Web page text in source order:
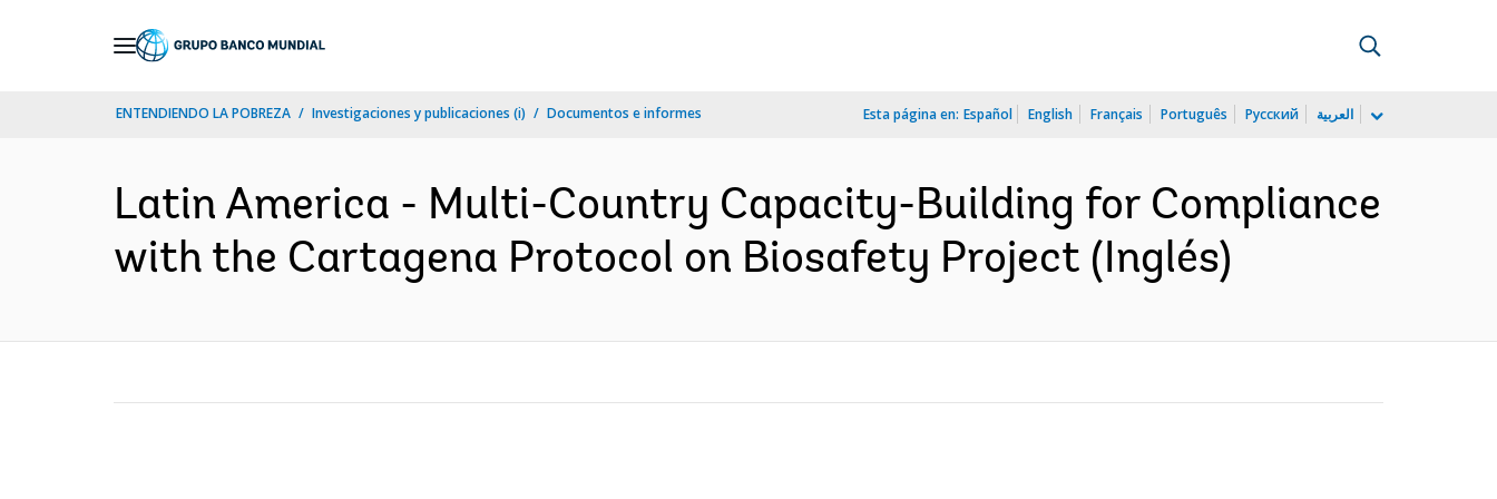
ENTENDIENDO LA POBREZA Investigaciones y publicaciones (i) Documentos e informes Esta página en: Español English Français Português Русский العربية
Latin America - Multi-Country Capacity-Building for Compliance
with the Cartagena Protocol on Biosafety Project (Inglés)